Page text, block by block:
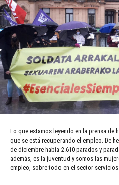
Lo que estamos leyendo en la prensa de
que se está recuperando el empleo. De
de diciembre había 2.610 parados y
además, es la juventud y somos las
empleo, sobre todo en el sector servicios.